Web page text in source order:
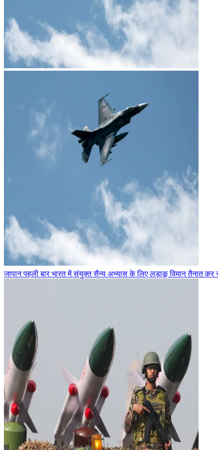
जापान पहली बार भारत में संयुक्त सैन्य अभ्यास के लिए लड़ाकू विमान तैनात